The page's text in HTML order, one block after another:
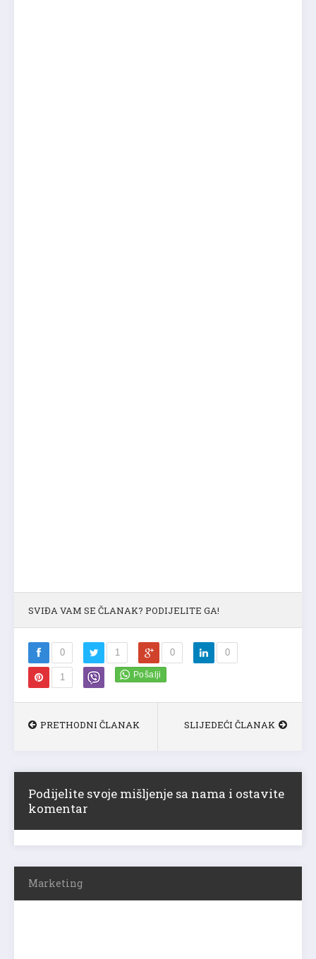
SVIĐA VAM SE ČLANAK? PODIJELITE GA!
0 1 0 0
1
PRETHODNI ČLANAK SLIJEDEĆI ČLANAK
Podijelite svoje mišljenje sa nama i ostavite
komentar
Marketing